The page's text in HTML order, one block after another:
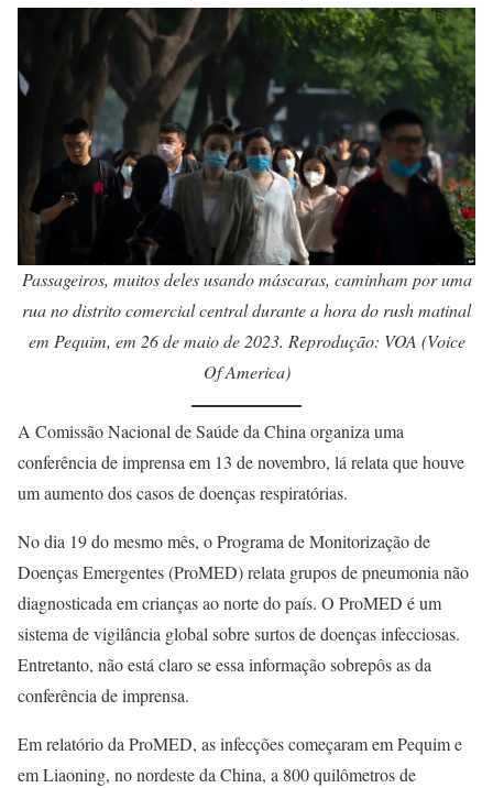
Passageiros, muitos deles usando máscaras, caminham por uma
rua no distrito comercial central durante a hora do rush matinal
em Pequim, em 26 de maio de 2023. Reprodução: VOA (Voice
Of America)
A Comissão Nacional de Saúde da China organiza uma
conferência de imprensa em 13 de novembro, lá relata que houve
um aumento dos casos de doenças respiratórias.
No dia 19 do mesmo mês, o Programa de Monitorização de
Doenças Emergentes (ProMED) relata grupos de pneumonia não
diagnosticada em crianças ao norte do país. O ProMED é um
sistema de vigilância global sobre surtos de doenças infecciosas.
Entretanto, não está claro se essa informação sobrepôs as da
conferência de imprensa.
Em relatório da ProMED, as infecções começaram em Pequim e
em Liaoning, no nordeste da China, a 800 quilômetros de